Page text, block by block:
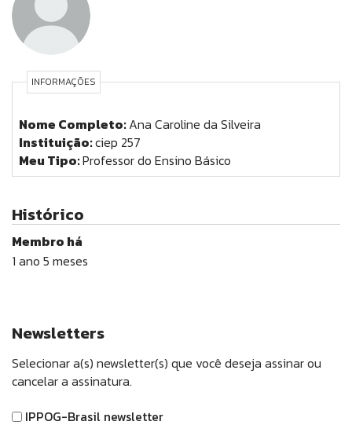
INFORMAÇÕES
Nome Completo:Ana Caroline da Silveira
Instituição:ciep 257
Meu Tipo:Professor do Ensino Básico
Histórico
Membro há
1 ano 5 meses
Newsletters
Selecionar a(s) newsletter(s) que você deseja assinar ou
cancelar a assinatura.
IPPOG-Brasil newsletter